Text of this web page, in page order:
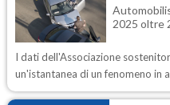
2025 oltre
I dati dell'Associazione
un'istantanea di un fenomeno in